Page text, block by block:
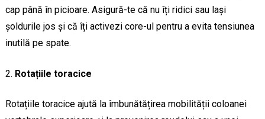
cap până în picioare. Asigură-te că nu îți ridici sau lași
șoldurile jos și că îți activezi core-ul pentru a evita tensiunea
inutilă pe spate.
Rotațiile toracice
Rotațiile toracice ajută la îmbunătățirea mobilității coloanei